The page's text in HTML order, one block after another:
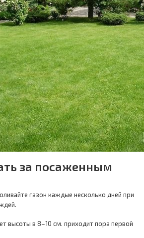
за посаженным
газон каждые несколько дней при
высоты в 8–10 см. приходит пора первой